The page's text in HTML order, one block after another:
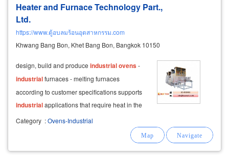
Heater and Furnace Technology Part.,
Ltd.
https://www.ตู้อบลมร้อนอุตสาหกรรม.com
Khwang Bang Bon, Khet Bang Bon, Bangkok 10150
​design, build and produce industrialovens-
industrialfurnaces - melting furnaces
according to customer specifications supports
industrialapplications that require heat in the
production process. heater and furnace
Category :Ovens-Industrial